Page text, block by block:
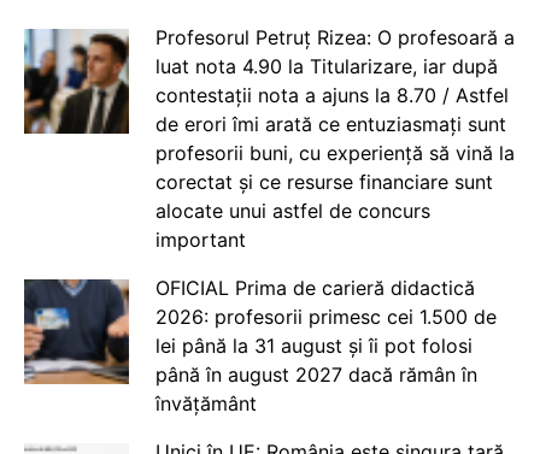
Profesorul Petruț Rizea: O profesoară a
luat nota 4.90 la Titularizare, iar după
contestații nota a ajuns la 8.70 / Astfel
de erori îmi arată ce entuziasmați sunt
profesorii buni, cu experiență să vină la
corectat și ce resurse financiare sunt
alocate unui astfel de concurs
important
OFICIAL Prima de carieră didactică
2026: profesorii primesc cei 1.500 de
lei până la 31 august și îi pot folosi
până în august 2027 dacă rămân în
învățământ